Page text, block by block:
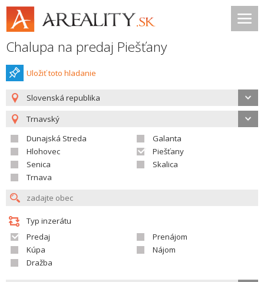
Chalupa na predaj Piešťany
Uložiť toto hladanie
Slovenská republika
Trnavský
Dunajská Streda
Galanta
Hlohovec
Piešťany
Senica
Skalica
Trnava
Typ inzerátu
Predaj
Prenájom
Kúpa
Nájom
Dražba